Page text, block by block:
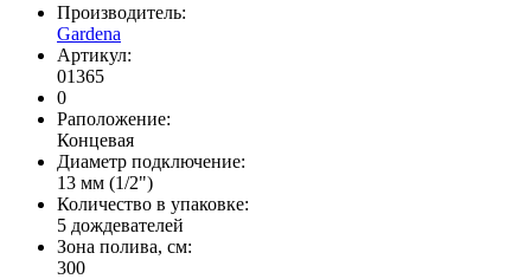
Производитель:
Gardena
Артикул:
01365
0
Раположение:
Концевая
Диаметр подключение:
13 мм (1/2")
Количество в упаковке:
5 дождевателей
Зона полива, см:
300